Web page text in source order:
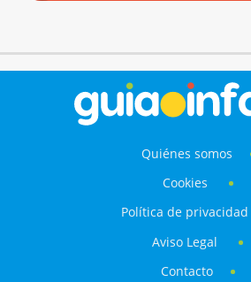
Quiénes somos
Cookies
Política de privacidad
Aviso Legal
Contacto